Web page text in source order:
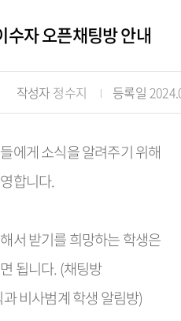
수자 오픈채팅방 안내
작성자 정수지 등록일
에게 소식을 알려주기 위해
합니다.
서 받기를 희망하는 학생은
됩니다. (채팅방
비사범계 학생 알림방)